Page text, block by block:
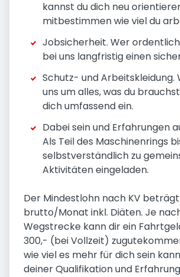
kannst du dich neu
mitbestimmen wie viel du
Jobsicherheit. Wer
bei uns langfristig einen
Schutz- und Arbeitskleidung.
uns um alles, was du
dich umfassend ein.
Dabei sein und Erfahrungen
Als Teil des Maschinenrings
selbstverständlich zu
Aktivitäten eingeladen.
Der Mindestlohn nach KV beträgt
brutto/Monat inkl. Diäten. Je
Wegstrecke kann dir ein
300,- (bei Vollzeit)
wie viel es mehr für dich sein
deiner Qualifikation und